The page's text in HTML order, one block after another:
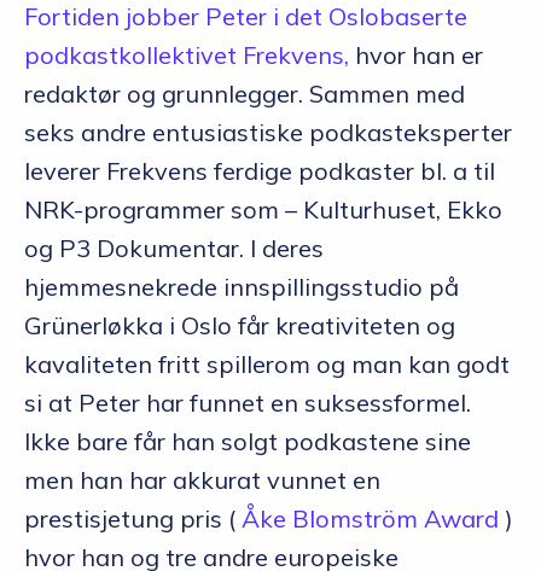
Fortiden jobber Peter i det Oslobaserte
podkastkollektivet Frekvens, hvor han er
redaktør og grunnlegger. Sammen med
seks andre entusiastiske podkasteksperter
leverer Frekvens ferdige podkaster bl. a til
NRK-programmer som – Kulturhuset, Ekko
og P3 Dokumentar. I deres
hjemmesnekrede innspillingsstudio på
Grünerløkka i Oslo får kreativiteten og
kavaliteten fritt spillerom og man kan godt
si at Peter har funnet en suksessformel.
Ikke bare får han solgt podkastene sine
men han har akkurat vunnet en
prestisjetung pris ( Åke Blomström Award )
hvor han og tre andre europeiske